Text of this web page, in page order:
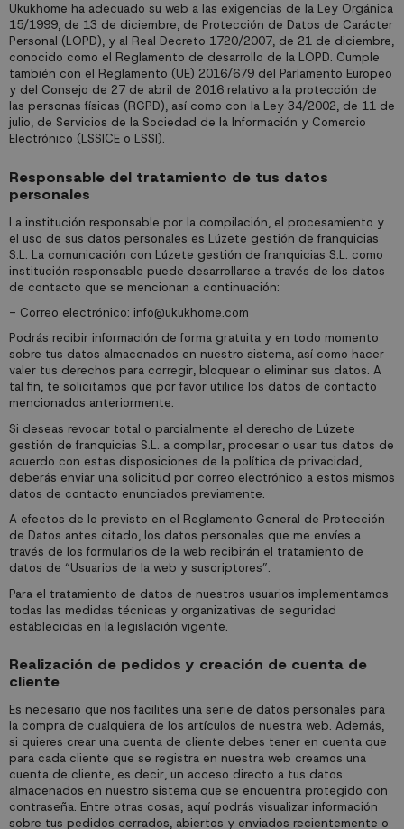
Ukukhome ha adecuado su web a las exigencias de la Ley Orgánica
15/1999, de 13 de diciembre, de Protección de Datos de Carácter
Personal (LOPD), y al Real Decreto 1720/2007, de 21 de diciembre,
conocido como el Reglamento de desarrollo de la LOPD. Cumple
también con el Reglamento (UE) 2016/679 del Parlamento Europeo
y del Consejo de 27 de abril de 2016 relativo a la protección de
las personas físicas (RGPD), así como con la Ley 34/2002, de 11 de
julio, de Servicios de la Sociedad de la Información y Comercio
Electrónico (LSSICE o LSSI).
Responsable del tratamiento de tus datos
personales
La institución responsable por la compilación, el procesamiento y
el uso de sus datos personales es Lúzete gestión de franquicias
S.L. La comunicación con Lúzete gestión de franquicias S.L. como
institución responsable puede desarrollarse a través de los datos
de contacto que se mencionan a continuación:
- Correo electrónico: info@ukukhome.com
Podrás recibir información de forma gratuita y en todo momento
sobre tus datos almacenados en nuestro sistema, así como hacer
valer tus derechos para corregir, bloquear o eliminar sus datos. A
tal fin, te solicitamos que por favor utilice los datos de contacto
mencionados anteriormente.
Si deseas revocar total o parcialmente el derecho de Lúzete
gestión de franquicias S.L. a compilar, procesar o usar tus datos de
acuerdo con estas disposiciones de la política de privacidad,
deberás enviar una solicitud por correo electrónico a estos mismos
datos de contacto enunciados previamente.
A efectos de lo previsto en el Reglamento General de Protección
de Datos antes citado, los datos personales que me envíes a
través de los formularios de la web recibirán el tratamiento de
datos de “Usuarios de la web y suscriptores”.
Para el tratamiento de datos de nuestros usuarios implementamos
todas las medidas técnicas y organizativas de seguridad
establecidas en la legislación vigente.
Realización de pedidos y creación de cuenta de
cliente
Es necesario que nos facilites una serie de datos personales para
la compra de cualquiera de los artículos de nuestra web. Además,
si quieres crear una cuenta de cliente debes tener en cuenta que
para cada cliente que se registra en nuestra web creamos una
cuenta de cliente, es decir, un acceso directo a tus datos
almacenados en nuestro sistema que se encuentra protegido con
contraseña. Entre otras cosas, aquí podrás visualizar información
sobre tus pedidos cerrados, abiertos y enviados recientemente o